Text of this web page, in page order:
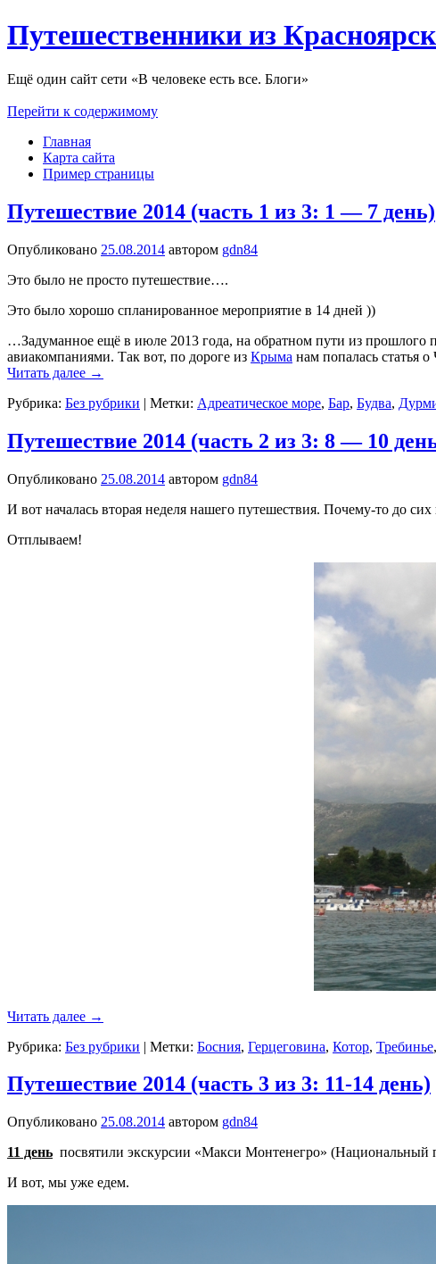
Путешественники из
Ещё один сайт сети «В человеке есть все. Блоги»
Перейти к содержимому
Главная
Карта сайта
Пример страницы
Путешествие 2014 (часть 1 из 3: 1 — 7 день)
Опубликовано 25.08.2014 автором gdn84
Это было не просто путешествие….
Это было хорошо спланированное мероприятие в 14 дней ))
…Задуманное ещё в июле 2013 года, на обратном пути из прошлого
авиакомпаниями. Так вот, по дороге из Крыма нам попалась статья
Читать далее →
Рубрика: Без рубрики | Метки: Адреатическое море, Бар, Будва,
Путешествие 2014 (часть 2 из 3: 8 — 10
Опубликовано 25.08.2014 автором gdn84
И вот началась вторая неделя нашего путешествия. Почему-то до
Отплываем!
Читать далее →
Рубрика: Без рубрики | Метки: Босния, Герцеговина, Котор, Требинье,
Путешествие 2014 (часть 3 из 3: 11-14 день)
Опубликовано 25.08.2014 автором gdn84
11 день посвятили экскурсии «Макси Монтенегро»
И вот, мы уже едем.